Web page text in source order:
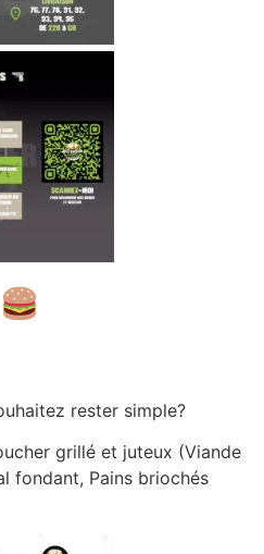
rester simple?
grillé et juteux (Viande
fondant, Pains briochés